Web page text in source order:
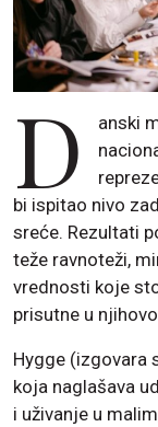
D
anski
bi ispitao nivo
sreće. Rezultati
teže ravnoteži,
vrednosti koje
prisutne u
Hygge (izgovara
koja naglašava
i uživanje u